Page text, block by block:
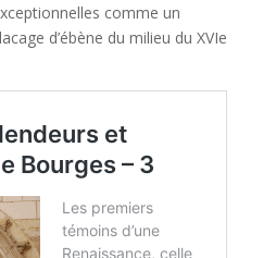
comme un
d’ébène du milieu du XVIe